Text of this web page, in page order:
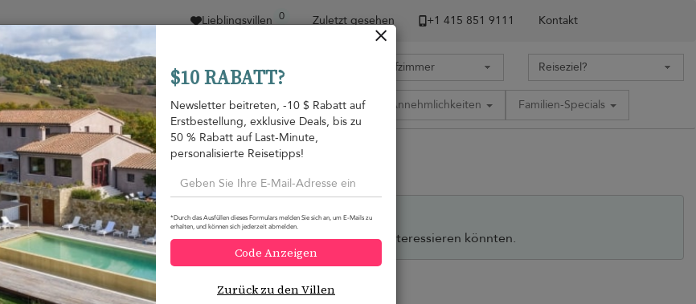
Lieblingsvillen 0 Zuletzt gesehen +1 ​415 851 9111 Kontakt
Sortieren nach Preisspanne Kollektionen Location Annehmlichkeiten Familien-Specials
Möchten Sie mehr Optionen?
Wir haben unten einige großartige Alternativen gefunden, die Sie interessieren könnten.
$10 RABATT?
Newsletter beitreten, -10 $ Rabatt auf
Erstbestellung, exklusive Deals, bis zu
50 % Rabatt auf Last-Minute,
personalisierte Reisetipps!
*Durch das Ausfüllen dieses Formulars melden Sie sich an, um E-Mails zu
erhalten, und können sich jederzeit abmelden.
Code Anzeigen
Zurück zu den Villen